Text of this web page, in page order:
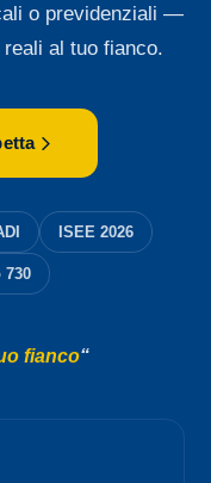
o previdenziali —
al tuo fianco.
ISEE 2026
730
fianco“